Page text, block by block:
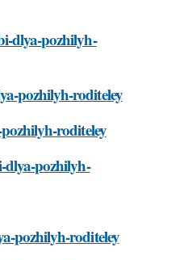
dlya-pozhilyh-
pozhilyh-roditeley
roditeley
dlya-pozhilyh-
pozhilyh-roditeley